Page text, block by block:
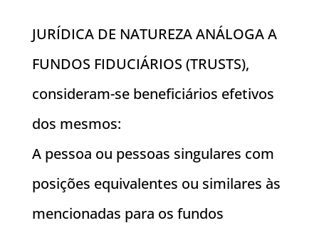
JURÍDICA DE NATUREZA ANÁLOGA A
FUNDOS FIDUCIÁRIOS (TRUSTS),
consideram-se beneficiários efetivos
dos mesmos:
A pessoa ou pessoas singulares com
posições equivalentes ou similares às
mencionadas para os fundos